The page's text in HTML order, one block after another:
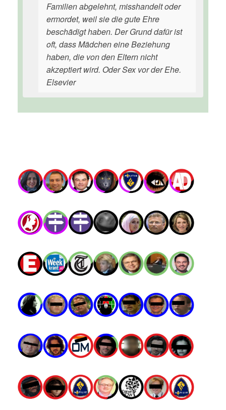
Familien abgelehnt, misshandelt oder
ermordet, weil sie die gute Ehre
beschädigt haben. Der Grund dafür ist
oft, dass Mädchen eine Beziehung
haben, die von den Eltern nicht
akzeptiert wird. Oder Sex vor der Ehe.
Elsevier